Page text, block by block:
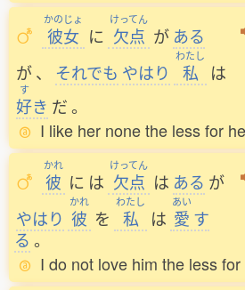
かのじょ
彼女 に
けってん
欠点 が ある
が、 それでも やはり
わたし
私 は
す
好き だ。
I like her none the less for
かれ
彼 に は
けってん
欠点 は ある が
やはり
かれ
彼 を
わたし
私 は
あい
愛 す
る 。
I do not love him the less